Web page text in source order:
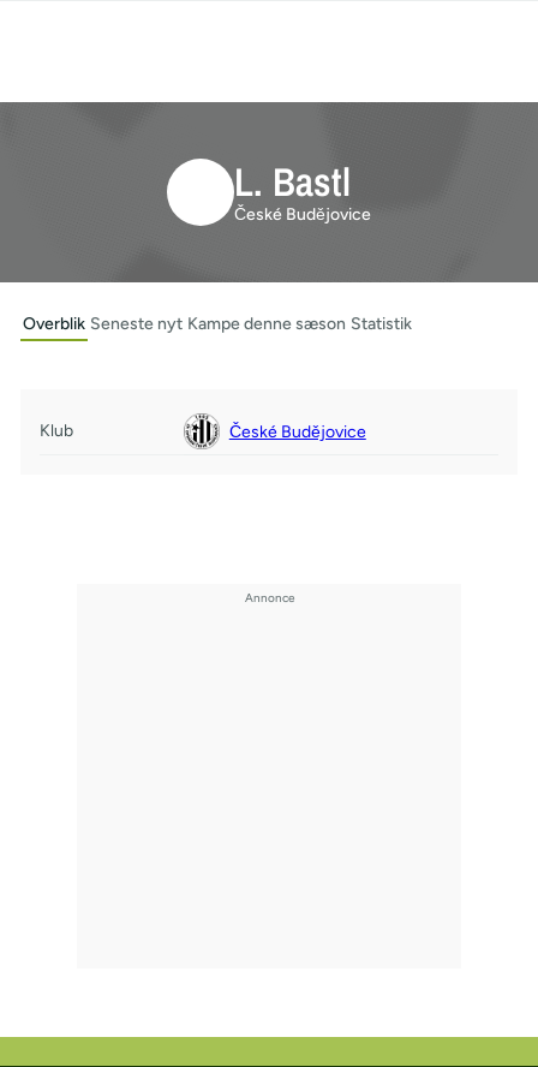
L. Bastl
České Budějovice
Overblik Seneste nyt Kampe denne sæson Statistik
Klub České Budějovice